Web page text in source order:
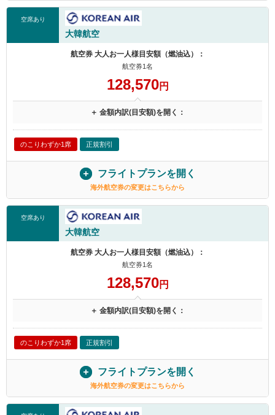
空席あり
大韓航空
航空券 大人お一人様目安額（燃油込）：
航空券1名
128,570円
＋ 金額内訳(目安額)を開く：
のこりわずか1席 正規割引
フライトプランを開く
海外航空券の変更はこちらから
空席あり
大韓航空
航空券 大人お一人様目安額（燃油込）：
航空券1名
128,570円
＋ 金額内訳(目安額)を開く：
のこりわずか1席 正規割引
フライトプランを開く
海外航空券の変更はこちらから